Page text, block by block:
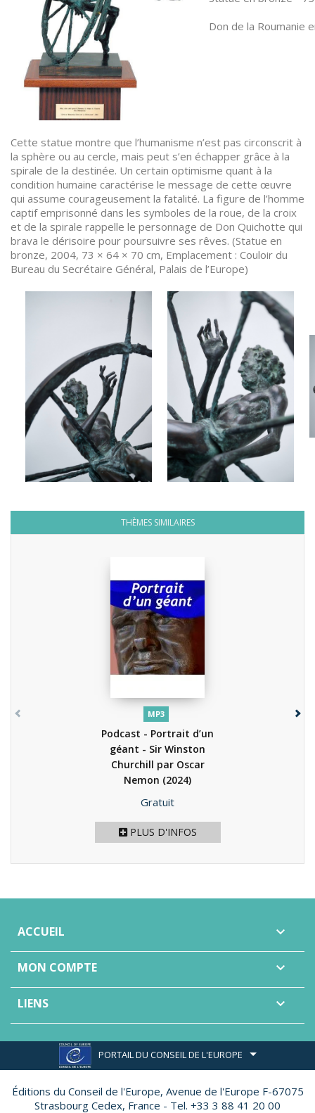
Don de la Roumanie
Cette statue montre que l’humanisme n’est pas circonscrit à
la sphère ou au cercle, mais peut s’en échapper grâce à la
spirale de la destinée. Un certain optimisme quant à la
condition humaine caractérise le message de cette œuvre
qui assume courageusement la fatalité. La figure de l’homme
captif emprisonné dans les symboles de la roue, de la croix
et de la spirale rappelle le personnage de Don Quichotte qui
brava le dérisoire pour poursuivre ses rêves. (Statue en
bronze, 2004, 73 × 64 × 70 cm, Emplacement : Couloir du
Bureau du Secrétaire Général, Palais de l’Europe)
THÈMES SIMILAIRES
MP3
Podcast - Portrait d’un
géant - Sir Winston
Churchill par Oscar
Nemon (2024)
Prix
Gratuit
PLUS D'INFOS
ACCUEIL 
MON COMPTE 
LIENS 
PORTAIL DU CONSEIL DE L'EUROPE
Éditions du Conseil de l'Europe, Avenue de l'Europe F-67075
Strasbourg Cedex, France - Tel. +33 3 88 41 20 00